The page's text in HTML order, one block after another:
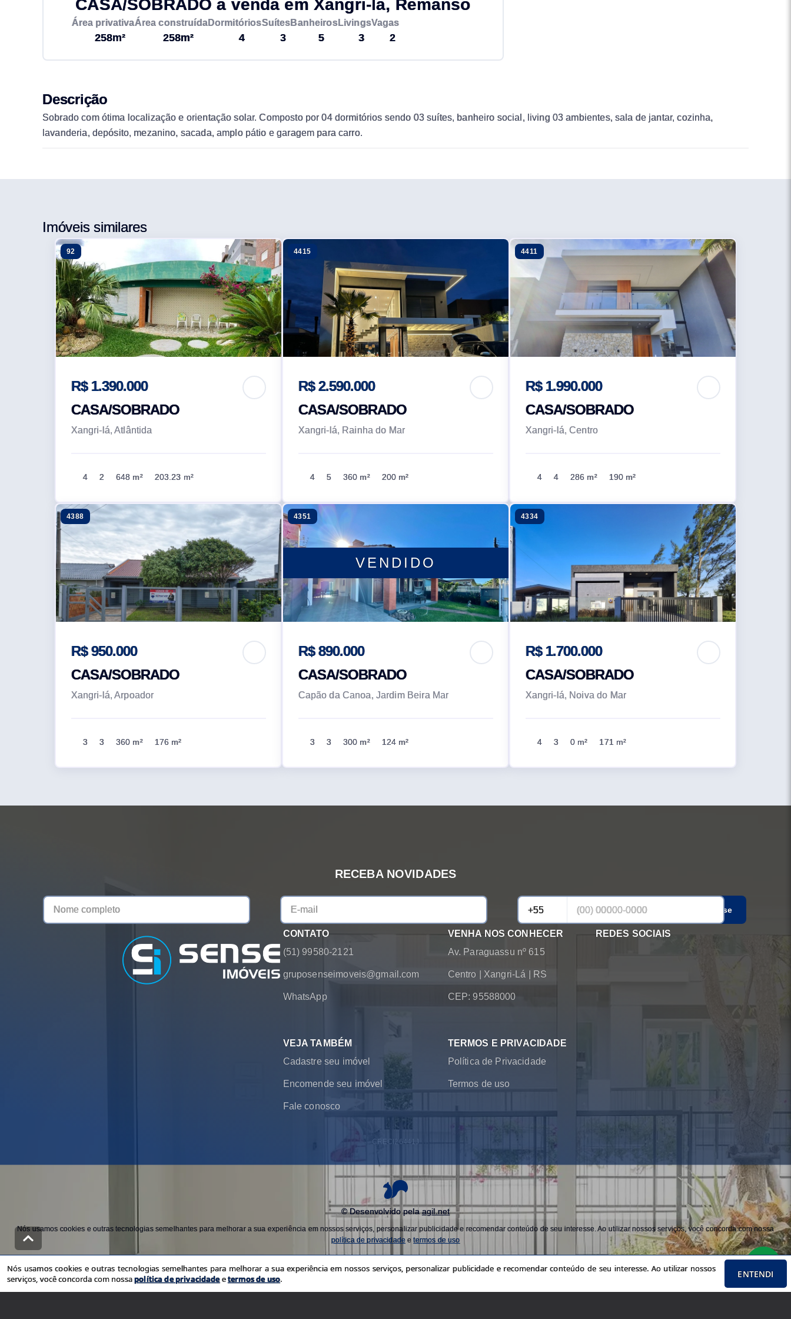
CASA/SOBRADO à venda em Xangri-lá, Remanso
Área privativa
258m²
Área construída
258m²
Dormitórios
4
Suítes
3
Banheiros
5
Livings
3
Vagas
2
Descrição
Sobrado com ótima localização e orientação solar. Composto por 04 dormitórios sendo 03 suítes, banheiro social, living 03 ambientes, sala de jantar, cozinha,
lavanderia, depósito, mezanino, sacada, amplo pátio e garagem para carro.
Imóveis similares
92
R$ 1.390.000
CASA/SOBRADO
Xangri-lá, Atlântida
4 2 648 m² 203.23 m²
4415
R$ 2.590.000
CASA/SOBRADO
Xangri-lá, Rainha do Mar
4 5 360 m² 200 m²
4411
R$ 1.990.000
CASA/SOBRADO
Xangri-lá, Centro
4 4 286 m² 190 m²
4388
R$ 950.000
CASA/SOBRADO
Xangri-lá, Arpoador
3 3 360 m² 176 m²
VENDIDO
4351
R$ 890.000
CASA/SOBRADO
Capão da Canoa, Jardim Beira Mar
3 3 300 m² 124 m²
4334
R$ 1.700.000
CASA/SOBRADO
Xangri-lá, Noiva do Mar
4 3 0 m² 171 m²
RECEBA NOVIDADES
Cadastrar-se
CONTATO
(51) 99580-2121
gruposenseimoveis@gmail.com
WhatsApp
VENHA NOS CONHECER
Av. Paraguassu nº 615
Centro Xangri-Lá RS
CEP: 95588000
REDES SOCIAIS
VEJA TAMBÉM
Cadastre seu imóvel
Encomende seu imóvel
Fale conosco
TERMOS E PRIVACIDADE
Política de Privacidade
Termos de uso
CRECI 26441J
© Desenvolvido pelaagil.net
Nós usamos cookies e outras tecnologias semelhantes para melhorar a sua experiência em nossos serviços, personalizar publicidade e recomendar conteúdo de seu interesse. Ao utilizar nossos serviços, você concorda com nossa
política de privacidade etermos de uso
Nós usamos cookies e outras tecnologias semelhantes para melhorar a sua experiência em nossos serviços, personalizar publicidade e recomendar conteúdo de seu interesse. Ao utilizar nossos
serviços, você concorda com nossapolítica de privacidadeetermos de uso. ENTENDI